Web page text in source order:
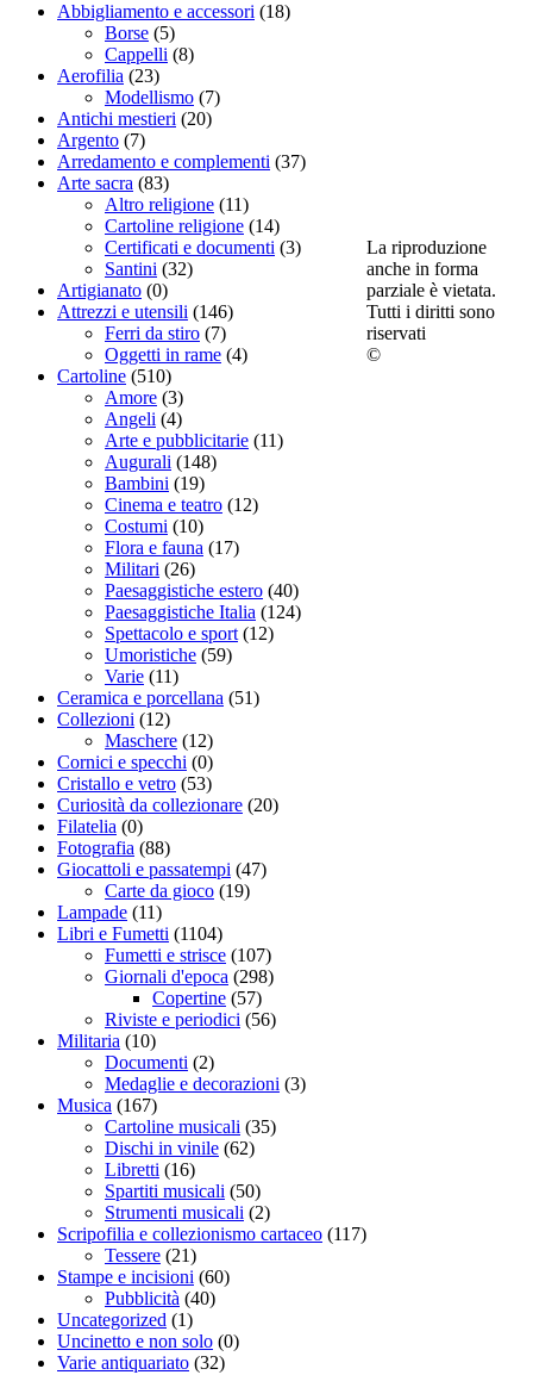
Abbigliamento e accessori (18)
Borse (5)
Cappelli (8)
Aerofilia (23)
Modellismo (7)
Antichi mestieri (20)
Argento (7)
Arredamento e complementi (37)
Arte sacra (83)
Altro religione (11)
Cartoline religione (14)
Certificati e documenti (3)
Santini (32)
Artigianato (0)
Attrezzi e utensili (146)
Ferri da stiro (7)
Oggetti in rame (4)
Cartoline (510)
Amore (3)
Angeli (4)
Arte e pubblicitarie (11)
Augurali (148)
Bambini (19)
Cinema e teatro (12)
Costumi (10)
Flora e fauna (17)
Militari (26)
Paesaggistiche estero (40)
Paesaggistiche Italia (124)
Spettacolo e sport (12)
Umoristiche (59)
Varie (11)
Ceramica e porcellana (51)
Collezioni (12)
Maschere (12)
Cornici e specchi (0)
Cristallo e vetro (53)
Curiosità da collezionare (20)
Filatelia (0)
Fotografia (88)
Giocattoli e passatempi (47)
Carte da gioco (19)
Lampade (11)
Libri e Fumetti (1104)
Fumetti e strisce (107)
Giornali d'epoca (298)
Copertine (57)
Riviste e periodici (56)
Militaria (10)
Documenti (2)
Medaglie e decorazioni (3)
Musica (167)
Cartoline musicali (35)
Dischi in vinile (62)
Libretti (16)
Spartiti musicali (50)
Strumenti musicali (2)
Scripofilia e collezionismo cartaceo (117)
Tessere (21)
Stampe e incisioni (60)
Pubblicità (40)
Uncategorized (1)
Uncinetto e non solo (0)
Varie antiquariato (32)
La riproduzione
anche in forma
parziale è vietata.
Tutti i diritti sono
riservati
©